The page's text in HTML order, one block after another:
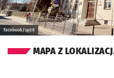
facebook/sp28
MAPA Z